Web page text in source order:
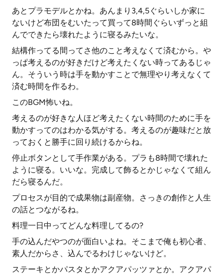
あとプラモデルとかね。あんまり3,4,5ぐらいしか家に
ないけど布団をむいたって買って8時間ぐらいずっと組
んでできたら壊れたように寝るみたいな。
結構作ってる間ってさ他のこと考えなくて済むから。や
っぱ考えるのが好きだけど考えたくない時ってあるじゃ
ん。そういう時は手を動かすことで無理やり考えなくて
済む時間を作るわ。
このBGM怖いね。
考えるのが好きな人ほど考えたくない時間のために手を
動かすってのはわかる気がする。考えるのが趣味だと放
っておくと勝手に回り続けるからね。
停止ボタンとして手作業がある。プラも8時間で壊れた
ように寝る。いいな。完成して飾るとかじゃなくて組ん
だら寝るんだ。
プロセスが目的で成果物は副産物。さっきの創作と人生
の話とつながるね。
料理一日中ってどんな料理してるの?
手の込んだやつのが面白いよね。そこまで俺も初心者、
素人だからさ、込んでるわけじゃないけど。
ステーキとかパスタとかアクアパッツァとか。アクアパ